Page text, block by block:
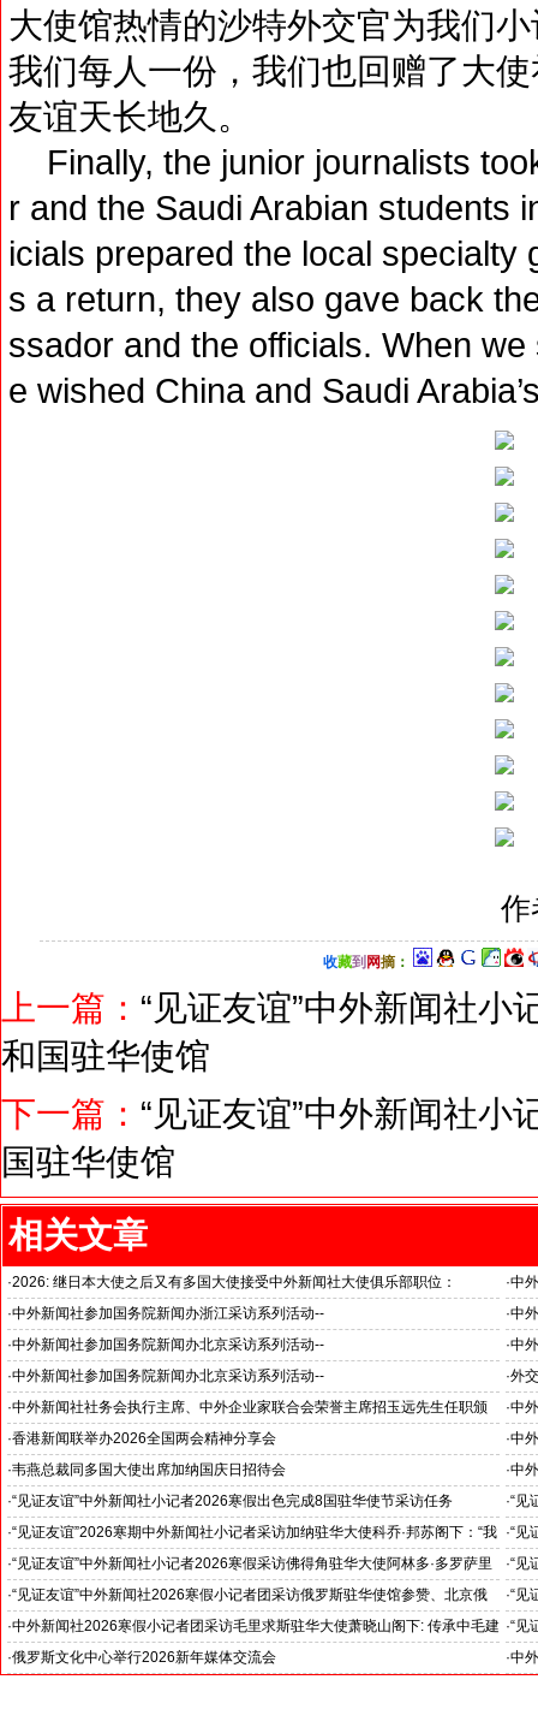
大使馆热情的沙特外交官为我们
我们每人一份，我们也回赠了大
友谊天长地久。
Finally, the junior journalists
r and the Saudi Arabian students
icials prepared the local specialty
s a return, they also gave back
ssador and the officials. When
e wished China and Saudi
收藏到 网摘：
上一篇： “见证友谊”中外新闻社小
和国驻华使馆
下一篇： “见证友谊”中外新闻社小
国驻华使馆
相关文章
·2026: 继日本大使之后又有多国大使接受中外新闻社大使俱乐部职位：
国之交在于民相亲, 民相亲在于心相通
·中
·中外新闻社参加国务院新闻办浙江采访系列活动--
推动科技创新和产业创新深度融合
·中
“科
·中外新闻社参加国务院新闻办北京采访系列活动--
见证科技创新和产业创新高质量发展
·中
小
·中外新闻社参加国务院新闻办北京采访系列活动--
北京人形机器人创新中心打造具有全球影响力的应用示范高地
·外
·中外新闻社社务会执行主席、中外企业家联合会荣誉主席招玉远先生任职颁
证仪式在香港举行
·中
·香港新闻联举办2026全国两会精神分享会 ·中
对
·韦燕总裁同多国大使出席加纳国庆日招待会 ·中
·“见证友谊”中外新闻社小记者2026寒假出色完成8国驻华使节采访任务
斯洛伐克驻华大使莱齐亚克阁下为小记者们颁发“优秀小记者(优秀小小外交
官)”证书
·“见
下：
·“见证友谊”2026寒期中外新闻社小记者采访加纳驻华大使科乔·邦苏阁下：“我
十分享受在中国的时光……”
·“见
们将
·“见证友谊”中外新闻社小记者2026寒假采访佛得角驻华大使阿林多·多罗萨里
奥阁下: 期待两国青少年成为发展中佛友好关系新的动力
·“见
就是
·“见证友谊”中外新闻社2026寒假小记者团采访俄罗斯驻华使馆参赞、北京俄
罗斯文化中心主任吴丹娜女士: “中俄关系稳如泰山坚如磐石”
·“见
日
·中外新闻社2026寒假小记者团采访毛里求斯驻华大使萧晓山阁下: 传承中毛建
交54年来的宝贵友谊
·“见
在
·俄罗斯文化中心举行2026新年媒体交流会 ·中